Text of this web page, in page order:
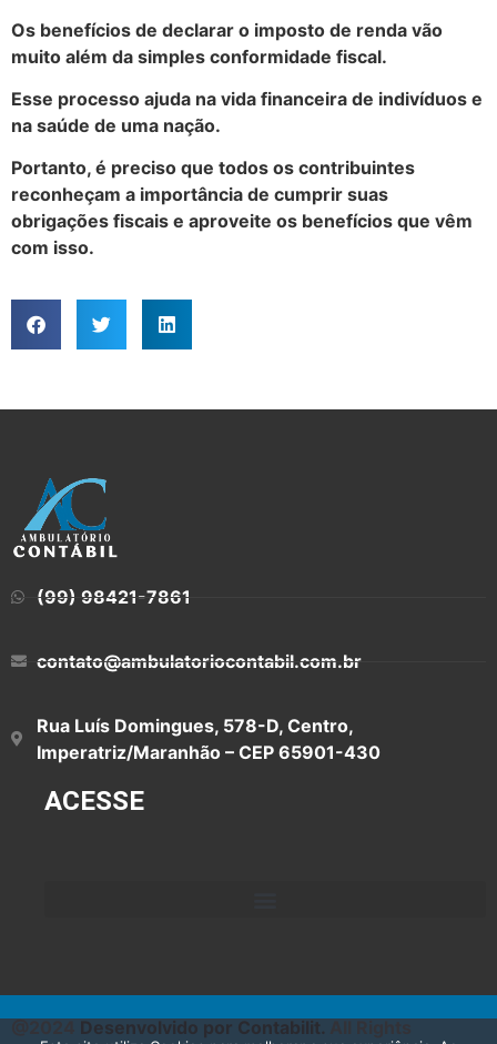
Os benefícios de declarar o imposto de renda vão
muito além da simples conformidade fiscal.
Esse processo ajuda na vida financeira de indivíduos e
na saúde de uma nação.
Portanto, é preciso que todos os contribuintes
reconheçam a importância de cumprir suas
obrigações fiscais e aproveite os benefícios que vêm
com isso.
(99) 98421-7861
contato@ambulatoriocontabil.com.br
Rua Luís Domingues, 578-D, Centro,
Imperatriz/Maranhão – CEP 65901-430
ACESSE
Desenvolvido por Contabilit.